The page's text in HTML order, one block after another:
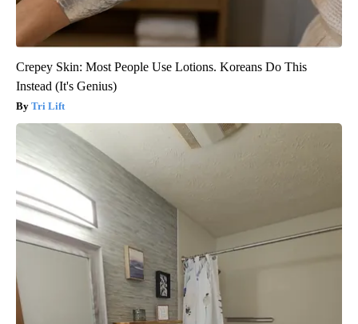
Crepey Skin: Most People Use Lotions. Koreans Do This
Instead (It's Genius)
Tri Lift